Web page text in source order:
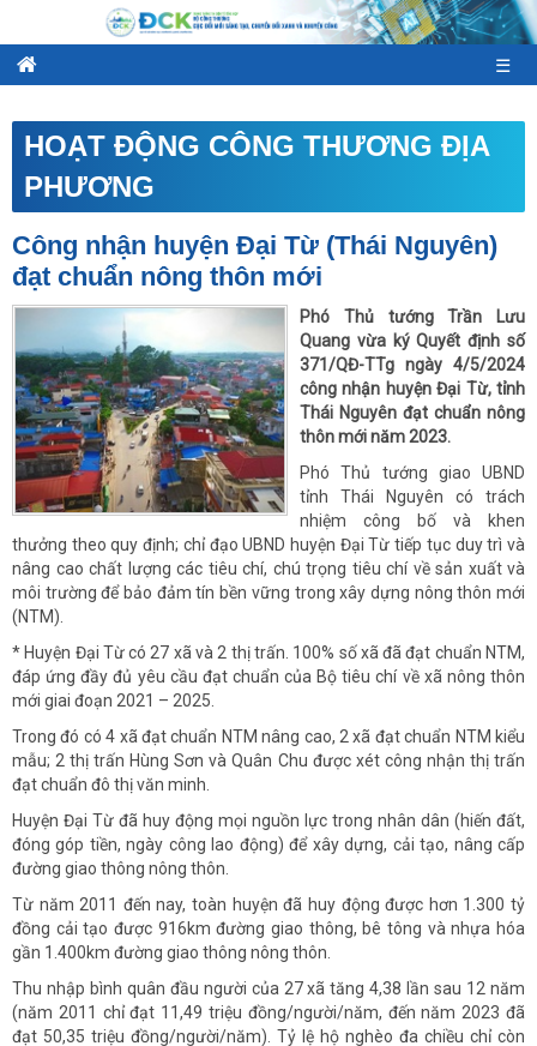
☰
HOẠT ĐỘNG CÔNG THƯƠNG ĐỊA
PHƯƠNG
Công nhận huyện Đại Từ (Thái Nguyên)
đạt chuẩn nông thôn mới
Phó Thủ tướng Trần Lưu
Quang vừa ký Quyết định số
371/QĐ-TTg ngày 4/5/2024
công nhận huyện Đại Từ, tỉnh
Thái Nguyên đạt chuẩn nông
thôn mới năm 2023.
Phó Thủ tướng giao UBND
tỉnh Thái Nguyên có trách
nhiệm công bố và khen
thưởng theo quy định; chỉ đạo UBND huyện Đại Từ tiếp tục duy trì và
nâng cao chất lượng các tiêu chí, chú trọng tiêu chí về sản xuất và
môi trường để bảo đảm tín bền vững trong xây dựng nông thôn mới
(NTM).
* Huyện Đại Từ có 27 xã và 2 thị trấn. 100% số xã đã đạt chuẩn NTM,
đáp ứng đầy đủ yêu cầu đạt chuẩn của Bộ tiêu chí về xã nông thôn
mới giai đoạn 2021 – 2025.
Trong đó có 4 xã đạt chuẩn NTM nâng cao, 2 xã đạt chuẩn NTM kiểu
mẫu; 2 thị trấn Hùng Sơn và Quân Chu được xét công nhận thị trấn
đạt chuẩn đô thị văn minh.
Huyện Đại Từ đã huy động mọi nguồn lực trong nhân dân (hiến đất,
đóng góp tiền, ngày công lao động) để xây dựng, cải tạo, nâng cấp
đường giao thông nông thôn.
Từ năm 2011 đến nay, toàn huyện đã huy động được hơn 1.300 tỷ
đồng cải tạo được 916km đường giao thông, bê tông và nhựa hóa
gần 1.400km đường giao thông nông thôn.
Thu nhập bình quân đầu người của 27 xã tăng 4,38 lần sau 12 năm
(năm 2011 chỉ đạt 11,49 triệu đồng/người/năm, đến năm 2023 đã
đạt 50,35 triệu đồng/người/năm). Tỷ lệ hộ nghèo đa chiều chỉ còn